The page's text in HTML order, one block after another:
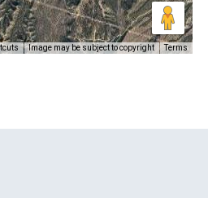
Image may be subject to copyright Terms